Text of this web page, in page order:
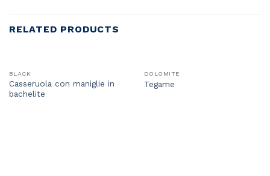
RELATED PRODUCTS
BLACK
Casseruola con maniglie in
bachelite
DOLOMITE
Tegame